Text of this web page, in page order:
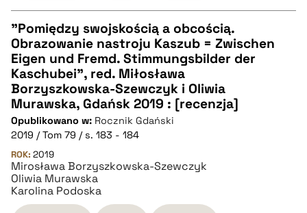
CZYSTY TEKST
pobierz cytat
BIBTEX
pobierz cytat
"Pomiędzy swojskością a obcością.
Obrazowanie nastroju Kaszub = Zwischen
Eigen und Fremd. Stimmungsbilder der
Kaschubei", red. Miłosława
Borzyszkowska-Szewczyk i Oliwia
Murawska, Gdańsk 2019 : [recenzja]
Opublikowano w: Rocznik Gdański
2019 / Tom 79 / s. 183 - 184
ROK: 2019
Mirosława Borzyszkowska-Szewczyk
Oliwia Murawska
Karolina Podoska